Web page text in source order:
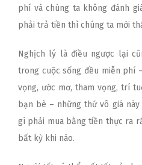
phí và chúng ta không đánh
phải trả tiền thì chúng ta mới
Nghịch lý là điều ngược lại
trong cuộc sống đều miễn phí
vọng, ước mơ, tham vọng, trí
bạn bè – những thứ vô giá
gì phải mua bằng tiền thực ra
bất kỳ khi nào.